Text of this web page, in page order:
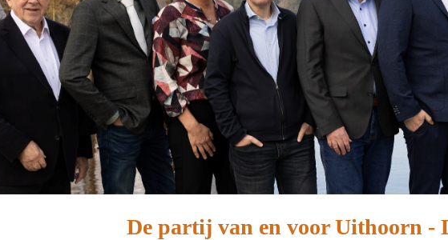
De partij van en voor Uithoorn -